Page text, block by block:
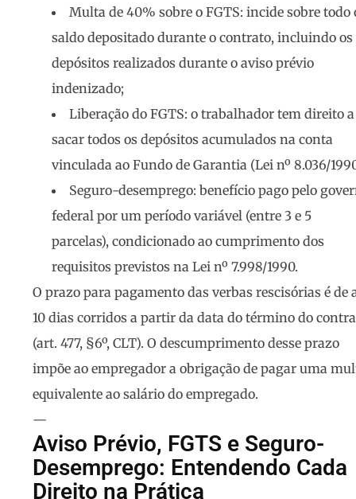
Multa de 40% sobre o FGTS: incide sobre todo
saldo depositado durante o contrato, incluindo os
depósitos realizados durante o aviso prévio
indenizado;
Liberação do FGTS: o trabalhador tem direito a
sacar todos os depósitos acumulados na conta
vinculada ao Fundo de Garantia (Lei nº 8.036/
Seguro-desemprego: benefício pago pelo
federal por um período variável (entre 3 e 5
parcelas), condicionado ao cumprimento dos
requisitos previstos na Lei nº 7.998/1990.
O prazo para pagamento das verbas rescisórias é de
10 dias corridos a partir da data do término do
(art. 477, §6º, CLT). O descumprimento desse prazo
impõe ao empregador a obrigação de pagar uma
equivalente ao salário do empregado.
—
Aviso Prévio, FGTS e Seguro-
Desemprego: Entendendo Cada
Direito na Prática